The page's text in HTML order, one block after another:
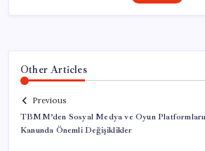
Other Articles
Previous
TBMM’den Sosyal Medya ve Oyun
Kanunda Önemli Değişiklikler